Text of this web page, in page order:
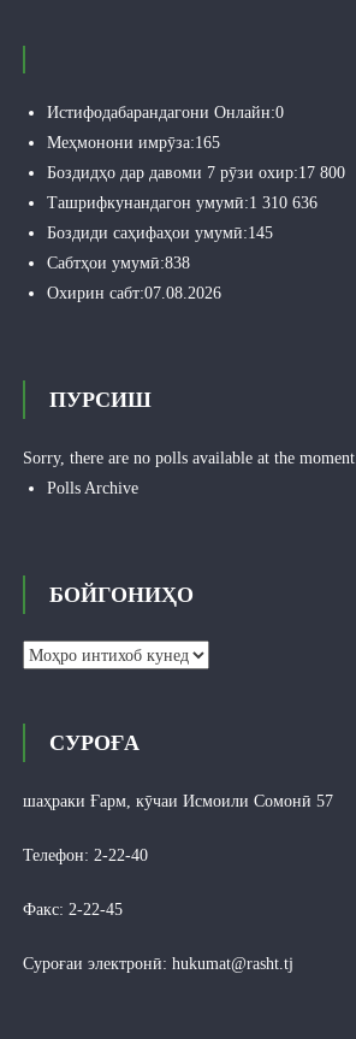
Истифодабарандагони Онлайн:0
Меҳмонони имрӯза:165
Боздидҳо дар давоми 7 рӯзи охир:17 800
Ташрифкунандагон умумӣ:1 310 636
Боздиди саҳифаҳои умумӣ:145
Сабтҳои умумӣ:838
Охирин сабт:07.08.2026
ПУРСИШ
Sorry, there are no polls available at the moment.
Polls Archive
БОЙГОНИҲО
Бойгониҳо
СУРОҒА
шаҳраки Ғарм, кӯчаи Исмоили Сомонӣ 57
Телефон: 2-22-40
Факс: 2-22-45
Суроғаи электронӣ: hukumat@rasht.tj